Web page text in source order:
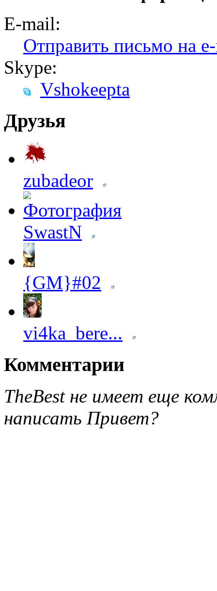
E-mail:
Отправить письмо на
Skype:
Vshokeepta
Друзья
zubadeor
SwastN
{GM}#02
vi4ka_bere...
Комментарии
TheBest не имеет еще
написать Привет?